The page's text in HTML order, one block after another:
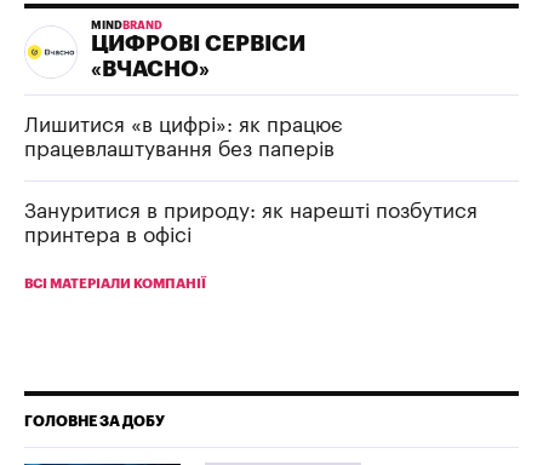
MIND BRAND
ЦИФРОВІ СЕРВІСИ
«ВЧАСНО»
Лишитися «в цифрі»: як працює
працевлаштування без паперів
Зануритися в природу: як нарешті позбутися
принтера в офісі
ВСІ МАТЕРІАЛИ КОМПАНІЇ
ГОЛОВНЕ ЗА ДОБУ